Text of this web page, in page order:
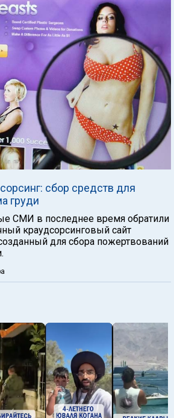
сбор средств для
груди
СМИ в последнее время обратили
краудсорсинговый сайт
для сбора пожертвований